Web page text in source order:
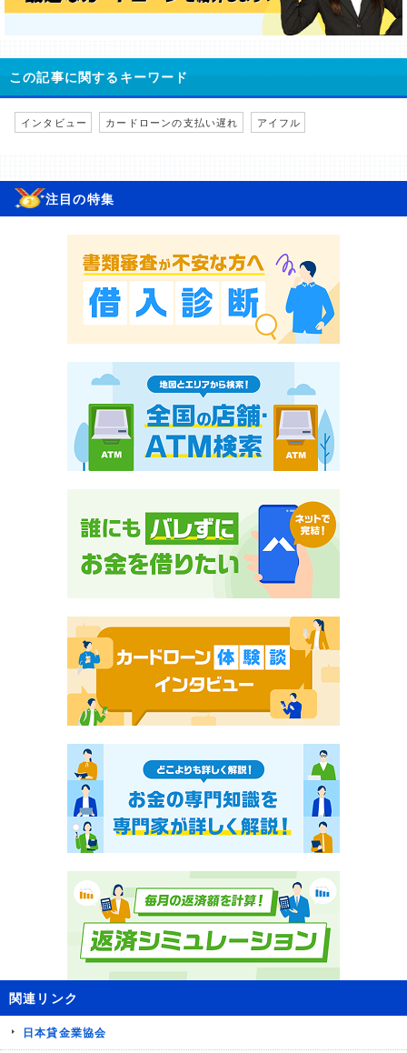
この記事に関するキーワード
インタビュー カードローンの支払い遅れ アイフル
注目の特集
関連リンク
日本貸金業協会